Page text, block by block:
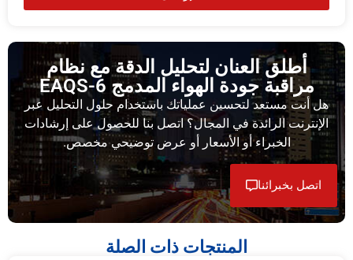
أطلق العنان لتحليل الدقة مع نظام
مراقبة جودة الهواء المدمج EAQS-6
هل أنت مستعد لتحسين عملياتك باستخدام حلول التحليل عبر
الإنترنت الرائدة في المجال؟ اتصل بنا للحصول على إرشادات
الخبراء أو الأسعار أو عرض توضيحي مخصص.
اتصل بخبرائنا
المنتجات ذات الصلة